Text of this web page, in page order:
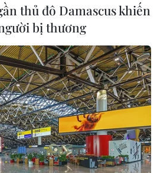
thủ đô Damascus khiến
bị thương